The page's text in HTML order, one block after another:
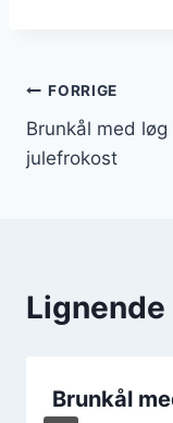
FORRIGE
Brunkål med løg
julefrokost
Brunkål